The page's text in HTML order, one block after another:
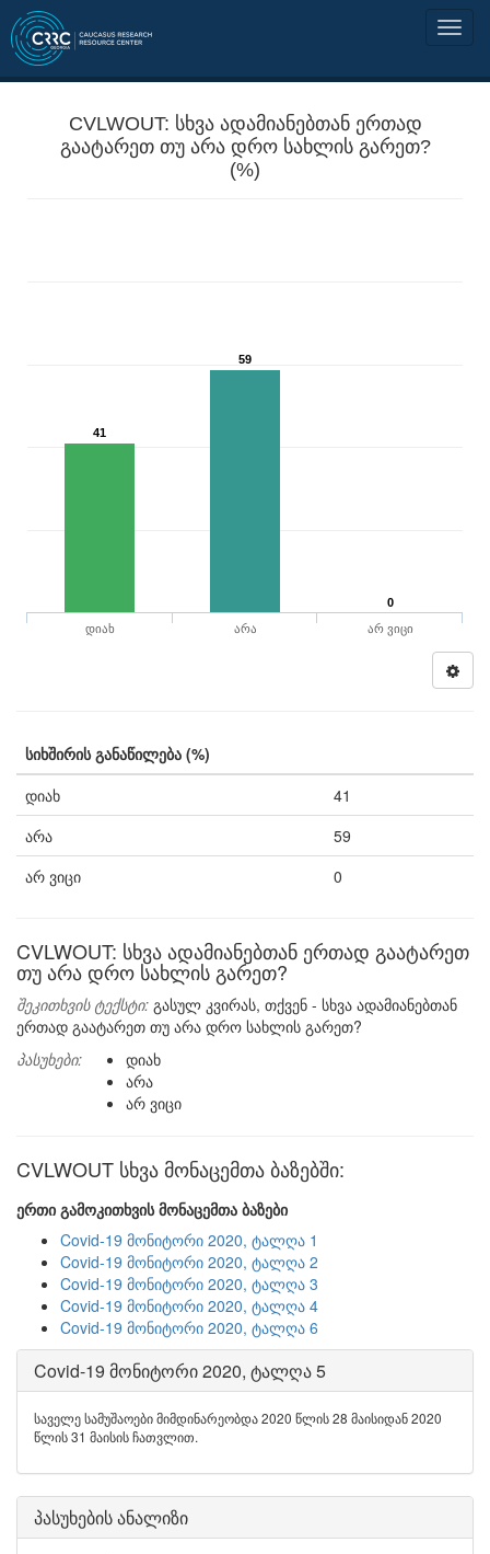
CVLWOUT: სხვა ადამიანებთან ერთად
გაატარეთ თუ არა დრო სახლის გარეთ?
(%)
41
59
0
დიახ არა არ ვიცი
სიხშირის განაწილება (%)
დიახ
41
არა
59
არ ვიცი
0
CVLWOUT: სხვა ადამიანებთან ერთად გაატარეთ
თუ არა დრო სახლის გარეთ?
შეკითხვის ტექსტი: გასულ კვირას, თქვენ - სხვა ადამიანებთან
ერთად გაატარეთ თუ არა დრო სახლის გარეთ?
პასუხები:
დიახ
არა
არ ვიცი
CVLWOUT სხვა მონაცემთა ბაზებში:
ერთი გამოკითხვის მონაცემთა ბაზები
Covid-19 მონიტორი 2020, ტალღა 1
Covid-19 მონიტორი 2020, ტალღა 2
Covid-19 მონიტორი 2020, ტალღა 3
Covid-19 მონიტორი 2020, ტალღა 4
Covid-19 მონიტორი 2020, ტალღა 6
Covid-19 მონიტორი 2020, ტალღა 5
საველე სამუშაოები მიმდინარეობდა 2020 წლის 28 მაისიდან 2020
წლის 31 მაისის ჩათვლით.
პასუხების ანალიზი